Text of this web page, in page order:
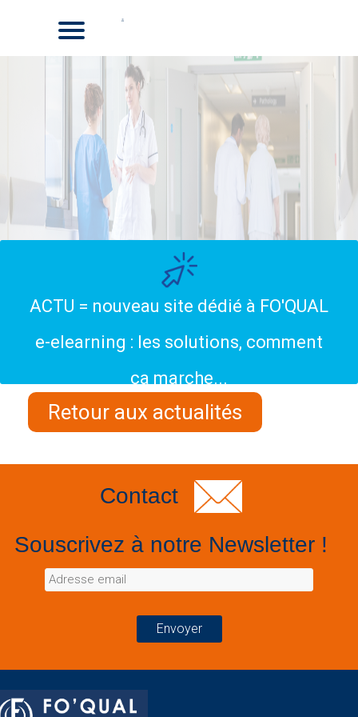
ACTU = nouveau site dédié à FO'QUAL
e-elearning : les solutions, comment
ça marche...
Retour aux actualités
Contact
Souscrivez à notre Newsletter !